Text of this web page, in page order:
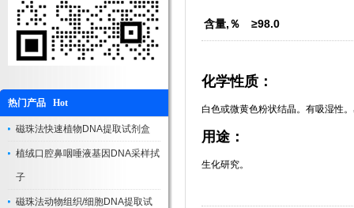
热门产品 Hot
磁珠法快速植物DNA提取试剂盒
植绒口腔鼻咽唾液基因DNA采样拭
子
磁珠法动物组织/细胞DNA提取试
含量,％ ≥98.0
化学性质：
白色或微黄色粉状结晶。有吸湿性
用途：
生化研究。